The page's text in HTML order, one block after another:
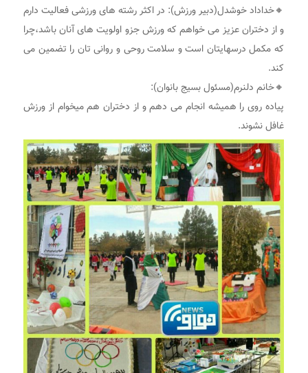
🔸خداداد خوشدل(دبیر ورزش): در اکثر رشته های ورزشی فعالیت دارم
و از دختران عزیز می خواهم که ورزش جزو اولویت های آنان باشد،چرا
که مکمل درسهایتان است و سلامت روحی و روانی تان را تضمین می
کند.
🔸خانم دلنرم(مسئول بسیج بانوان):
پیاده روی را همیشه انجام می دهم و از دختران هم میخوام از ورزش
غافل نشوند.